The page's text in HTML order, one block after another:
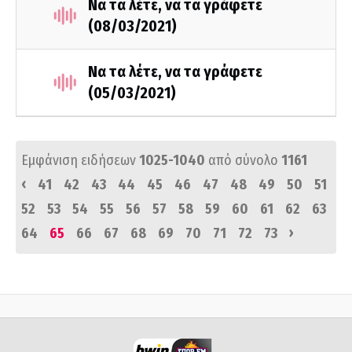
Να τα λέτε, να τα γράφετε
(08/03/2021)
Να τα λέτε, να τα γράφετε
(05/03/2021)
Εμφάνιση ειδήσεων1025-1040 από σύνολο 1161
‹
41 42 43 44 45 46 47 48 49 50
51
52
53 54 55 56 57 58 59 60 61 62
63
64
65 66 67 68 69 70 71 72 73 ›